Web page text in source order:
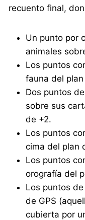
recuento final,
Un punto por
animales
Los puntos
fauna del
Dos puntos
sobre sus
de +2.
Los puntos
cima del plan
Los puntos
orografía del
Los puntos
de GPS
cubierta por